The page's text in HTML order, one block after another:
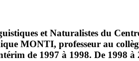
et Naturalistes du
MONTI, professeur au
de 1997 à 1998. De 1998